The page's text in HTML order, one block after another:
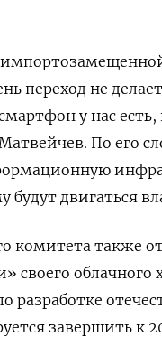
переход не
у нас
По его
двигаться
комитета также
своего
разработке
завершить к